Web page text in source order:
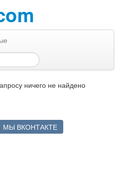
ничего не найдено
МЫ ВКОНТАКТЕ